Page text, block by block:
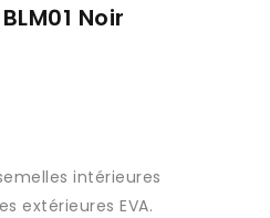
Noir
intérieures
extérieures EVA.